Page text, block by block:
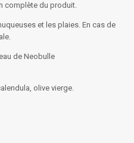
complète du produit.
et les plaies. En cas de
de Neobulle
olive vierge.